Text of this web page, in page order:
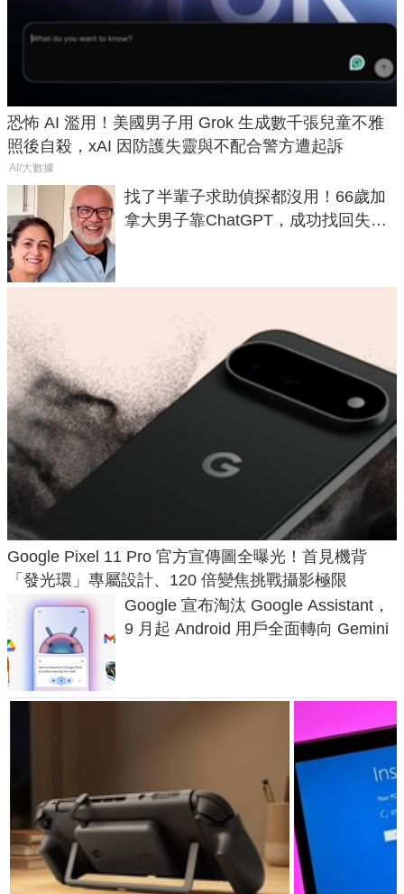
恐怖 AI 濫用！美國男子用 Grok 生成數千張兒童不雅
照後自殺，xAI 因防護失靈與不配合警方遭起訴
AI/大數據
找了半輩子求助偵探都沒用！66歲加
拿大男子靠ChatGPT，成功找回失散
Google Pixel 11 Pro 官方宣傳圖全曝光！首見機背
「發光環」專屬設計、120 倍變焦挑戰攝影極限
Google 宣布淘汰 Google Assistant，
9 月起 Android 用戶全面轉向 Gemini